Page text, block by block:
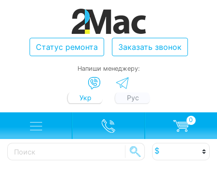
Статус ремонта Заказать звонок
Напиши менеджеру:
Укр Рус
0